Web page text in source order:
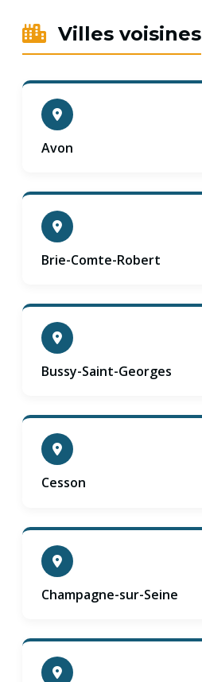
Villes voisines
Avon
Brie-Comte-Robert
Bussy-Saint-Georges
Cesson
Champagne-sur-Seine